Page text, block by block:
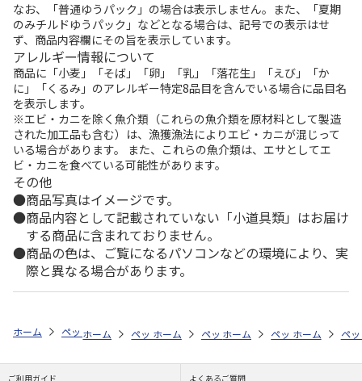
なお、「普通ゆうパック」の場合は表示しません。また、「夏期
のみチルドゆうパック」などとなる場合は、記号での表示はせ
ず、商品内容欄にその旨を表示しています。
アレルギー情報について
商品に「小麦」「そば」「卵」「乳」「落花生」「えび」「か
に」「くるみ」のアレルギー特定8品目を含んでいる場合に品目名
を表示します。
※エビ・カニを除く魚介類（これらの魚介類を原材料として製造
された加工品も含む）は、漁獲漁法によりエビ・カニが混じって
いる場合があります。 また、これらの魚介類は、エサとしてエ
ビ・カニを食べている可能性があります。
その他
商品写真はイメージです。
商品内容として記載されていない「小道具類」はお届け
する商品に含まれておりません。
商品の色は、ご覧になるパソコンなどの環境により、実
際と異なる場合があります。
ホーム ペットストア ケージ・飼育その他用品 底砂・床材（小動物
ホーム ペットストア ケージ・飼育その他用品 底
ホーム ペットストア ケージ・飼育その
ホーム ペットストア ケ
ホーム ペ
ご利用ガイド よくあるご質問